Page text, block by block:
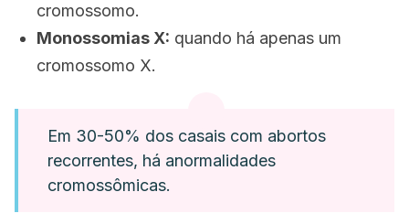
cromossomo.
Monossomias X: quando há apenas um
cromossomo X.
Em 30-50% dos casais com abortos
recorrentes, há anormalidades
cromossômicas.